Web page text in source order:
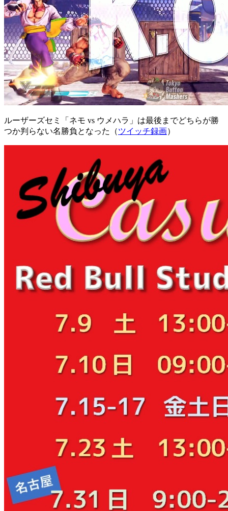
ルーザーズセミ「ネモ vs ウメハラ」は最後までどちらが勝
つか判らない名勝負となった（ツイッチ録画）